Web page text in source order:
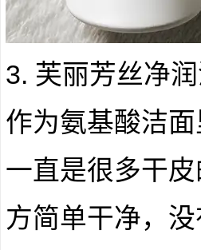
3. 芙丽芳丝净
作为氨基酸洁
一直是很多干
方简单干净，